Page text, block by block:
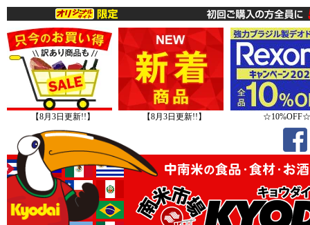
【8月3日更新!!】 【8月3日更新!!】 ☆10%OFF☆